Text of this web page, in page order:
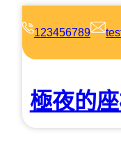
123456789
極夜的